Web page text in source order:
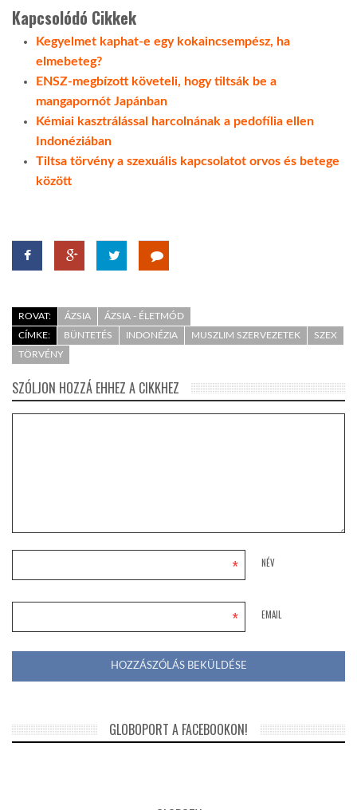
Kapcsolódó Cikkek
Kegyelmet kaphat-e egy kokaincsempész, ha
elmebeteg?
ENSZ-megbízott követeli, hogy tiltsák be a
mangapornót Japánban
Kémiai kasztrálással harcolnának a pedofília ellen
Indonéziában
Tiltsa törvény a szexuális kapcsolatot orvos és betege
között
ROVAT: ÁZSIA
ÁZSIA - ÉLETMÓD
CÍMKE:
BÜNTETÉS INDONÉZIA MUSZLIM SZERVEZETEK
SZEX
TÖRVÉNY
SZÓLJON HOZZÁ EHHEZ A CIKKHEZ
NÉV
*
EMAIL
*
GLOBOPORT A FACEBOOKON!